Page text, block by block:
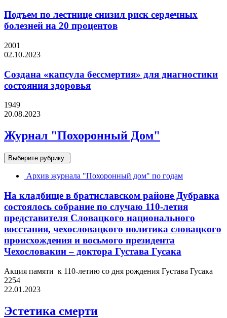
Подъем по лестнице снизил риск сердечных
болезней на 20 процентов
2001
02.10.2023
Создана «капсула бессмертия» для диагностики
состояния здоровья
1949
20.08.2023
Журнал "Похоронный Дом"
Выберите рубрику
Архив журнала "Похоронный дом" по годам
На кладбище в братиславском районе Дубравка
состоялось собрание по случаю 110-летия
представителя Словацкого национального
восстания, чехословацкого политика словацкого
происхождения и восьмого президента
Чехословакии – доктора Густава Гусака
Акция памяти к 110-летию со дня рождения Густава Гусака
2254
22.01.2023
Эстетика смерти